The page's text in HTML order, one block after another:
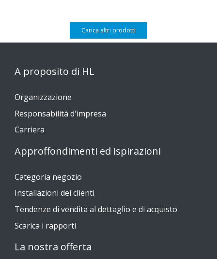
Carica altri prodotti
A proposito di HL
Organizzazione
Responsabilità d'impresa
Carriera
Approffondimenti ed ispirazioni
Categoria negozio
Installazioni dei clienti
Tendenze di vendita al dettaglio e di acquisto
Scarica i rapporti
La nostra offerta